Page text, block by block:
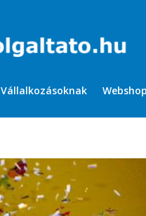
Vállalkozásoknak Webshop